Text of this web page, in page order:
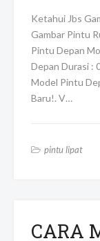
Ketahui Jbs
Gambar Pintu
Pintu Depan
Depan Durasi :
Model Pintu
Baru!. V…
pintu lipat
CARA